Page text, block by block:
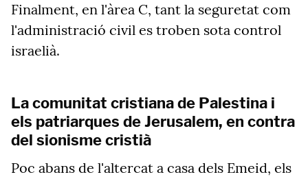
Finalment, en l'àrea C, tant la seguretat com
l'administració civil es troben sota control
israelià.
La comunitat cristiana de Palestina i
els patriarques de Jerusalem, en contra
del sionisme cristià
Poc abans de l'altercat a casa dels Emeid, els